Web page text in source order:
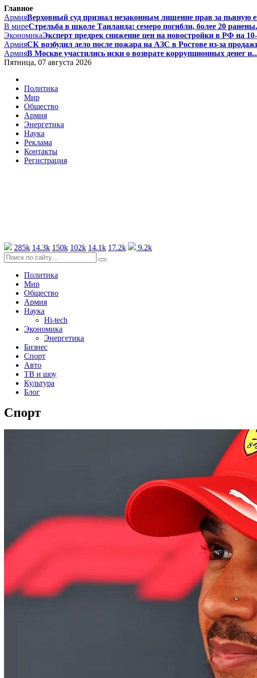
Главное
АрмияВерховный суд признал незаконным лишение прав за пьяную
В миреСтрельба в школе Таиланда: семеро погибли, более 20
ЭкономикаЭксперт предрек снижение цен на новостройки в РФ на
АрмияСК возбудил дело после пожара на АЗС в Ростове из-за
АрмияВ Москве участились иски о возврате коррупционных денег
Пятница, 07 августа 2026
Политика
Мир
Общество
Армия
Энергетика
Наука
Реклама
Контакты
Регистрация
285k 14.3k 150k 102k 14.1k 17.2k 9.2k
Политика
Мир
Общество
Армия
Наука
Hi-tech
Экономика
Энергетика
Бизнес
Спорт
Авто
ТВ и шоу
Культура
Блог
Спорт